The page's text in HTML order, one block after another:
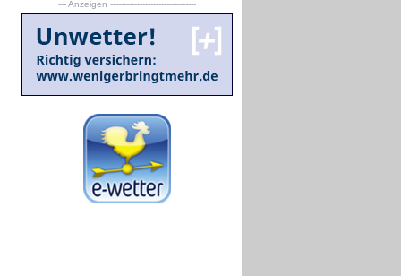
--- Anzeigen --------------------------------